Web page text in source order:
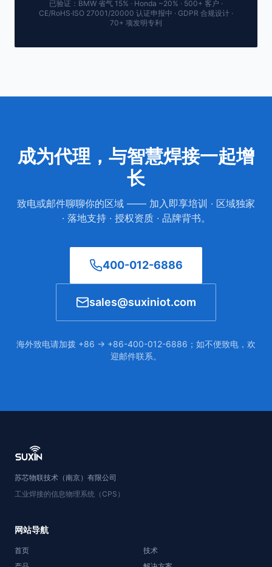
已验证：BMW 省气 15% · Honda ~20% · 500+ 客户 ·
CE/RoHS·ISO 27001/20000 认证申报中 · GDPR 合规设计 ·
70+ 项发明专利
成为代理，与智慧焊接一起增
长
致电或邮件聊聊你的区域 —— 加入即享培训 · 区域独家
· 落地支持 · 授权资质 · 品牌背书。
400-012-6886
sales@suxiniot.com
海外致电请加拨 +86 → +86-400-012-6886；如不便致电，欢
迎邮件联系。
苏芯物联技术（南京）有限公司
工业焊接的信息物理系统（CPS）
网站导航
首页
技术